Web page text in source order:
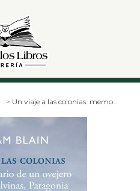
Un viaje a las colonias. memorias y diario de un ovejero escoces